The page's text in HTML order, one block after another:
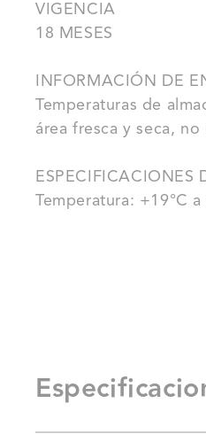
VIGENCIA
18 MESES
INFORMACIÓN DE
Temperaturas de
área fresca y seca,
ESPECIFICACIONES
Temperatura: +19°C